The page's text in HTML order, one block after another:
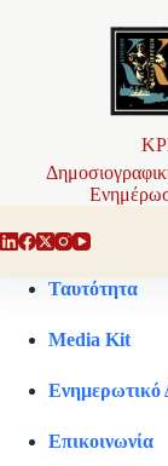
Ταυτότητα
Media Kit
Ενημερωτικό
Επικοινωνία